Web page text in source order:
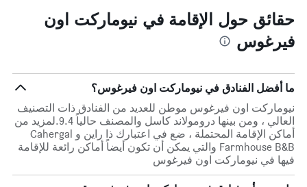
حقائق حول الإقامة في نيوماركت اون
فيرغوس
ما أفضل الفنادق في نيوماركت اون فيرغوس؟
نيوماركت اون فيرغوس موطن للعديد من الفنادق ذات التصنيف
العالي ، ومن بينها درومولاند كاسل والمصنف حالياً 9.4.لمزيد من
أماكن الإقامة المحتملة ، ضع في اعتبارك ذا راين و Cahergal
Farmhouse B&B والتي يمكن أن تكون أيضاً أماكن رائعة للإقامة
فيها في نيوماركت اون فيرغوس